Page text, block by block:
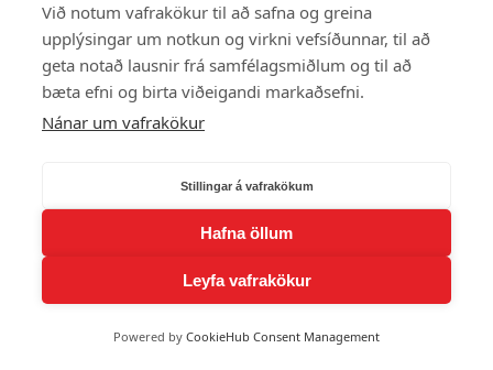
Við notum vafrakökur til að safna og greina
upplýsingar um notkun og virkni vefsíðunnar, til að
geta notað lausnir frá samfélagsmiðlum og til að
bæta efni og birta viðeigandi markaðsefni.
Nánar um vafrakökur
Stillingar á vafrakökum
Hafna öllum
Leyfa vafrakökur
Powered by CookieHub Consent Management